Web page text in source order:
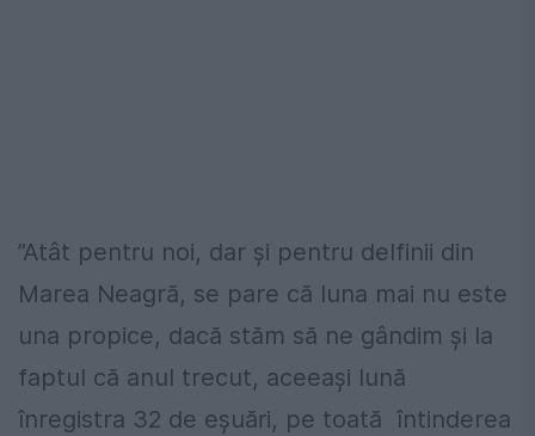
”Atât pentru noi, dar și pentru delfinii din
Marea Neagră, se pare că luna mai nu este
una propice, dacă stăm să ne gândim și la
faptul că anul trecut, aceeași lună
înregistra 32 de eșuări, pe toată întinderea